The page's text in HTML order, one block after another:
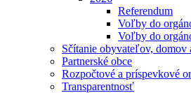
Referendum
Voľby do
Voľby do
Sčítanie obyvateľov, domov
Partnerské obce
Rozpočtové a príspevkové
Transparentnosť